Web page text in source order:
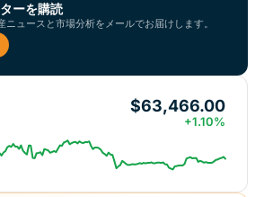
ーを購読
ニュースと市場分析をメールでお届けします。
$63,466.00
+1.10%